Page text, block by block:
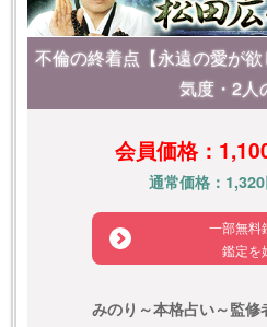
不倫の終着点【永遠の愛が
気度・2人
会員価格：
通常価格：1,320
一部無料
鑑定を
みのり～本格占い～監